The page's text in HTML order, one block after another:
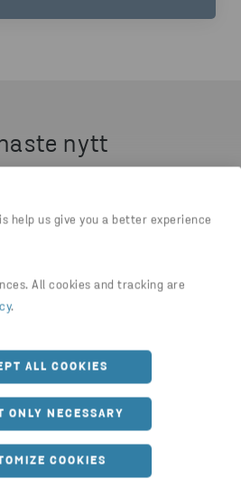
help us give you a better experience
All cookies and tracking are
.
ALL COOKIES
ONLY NECESSARY
COOKIES
nytt